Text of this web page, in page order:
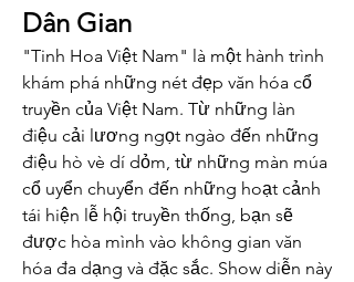
Dân Gian
"Tinh Hoa Việt Nam" là một hành trình
khám phá những nét đẹp văn hóa cổ
truyền của Việt Nam. Từ những làn
điệu cải lương ngọt ngào đến những
điệu hò vè dí dỏm, từ những màn múa
cổ uyển chuyển đến những hoạt cảnh
tái hiện lễ hội truyền thống, bạn sẽ
được hòa mình vào không gian văn
hóa đa dạng và đặc sắc. Show diễn này